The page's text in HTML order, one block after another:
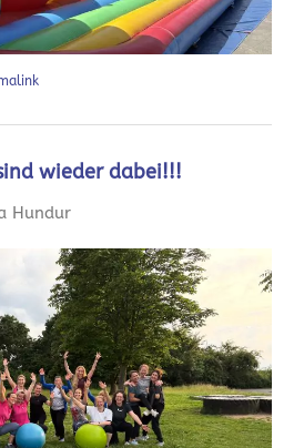
wieder dabei!!!
Hundur